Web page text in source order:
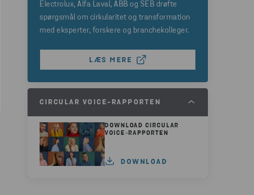
Electrolux, Alfa Laval, ABB og SEB drøfte
spørgsmål om cirkularitet og transformation
med eksperter, forskere og branchekolleger.
LÆS MERE
CIRCULAR VOICE-RAPPORTEN
DOWNLOAD CIRCULAR
VOICE-RAPPORTEN
DOWNLOAD